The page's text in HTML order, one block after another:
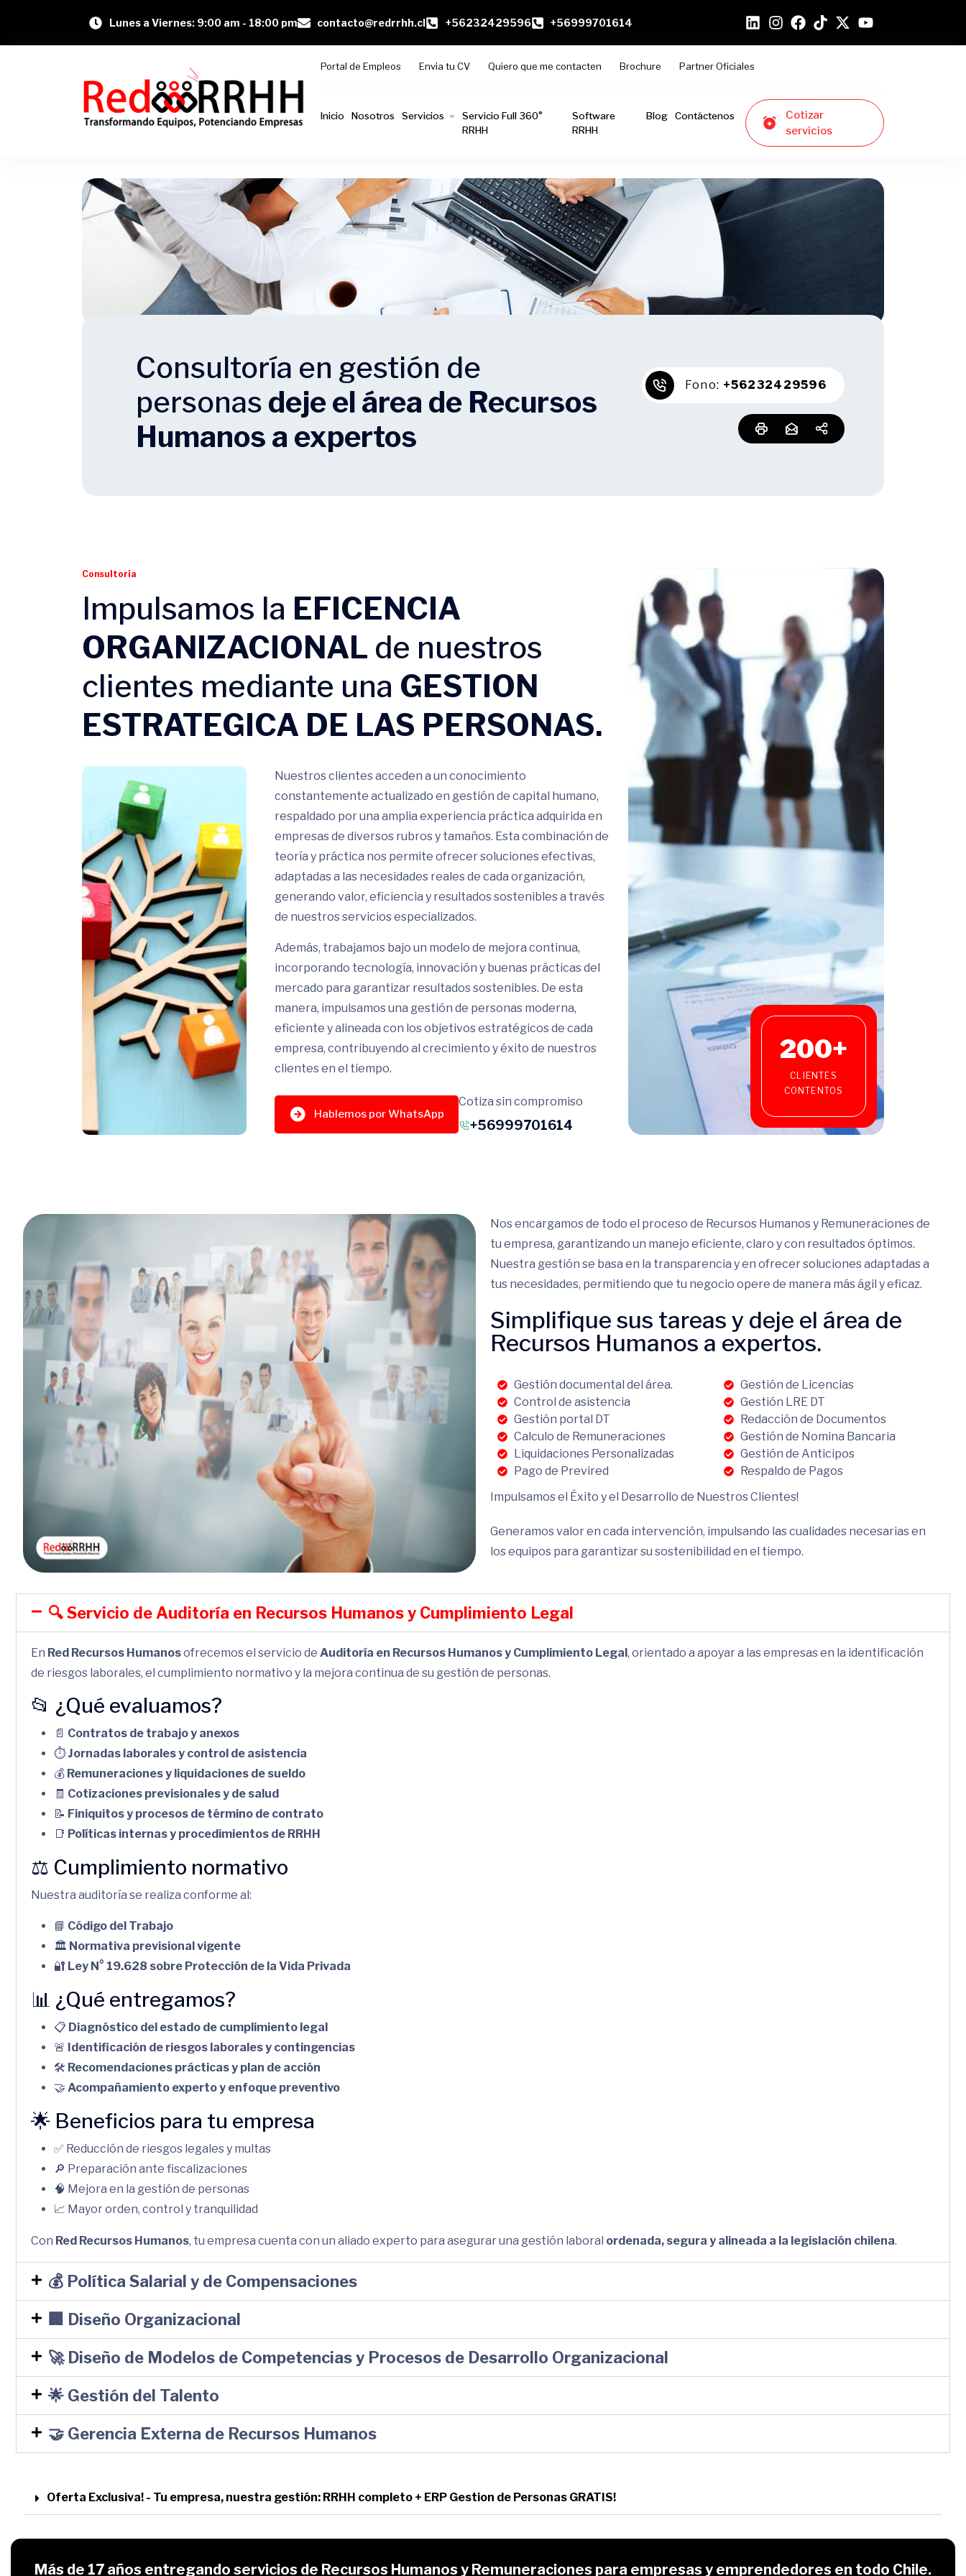
Lunes a Viernes: 9:00 am - 18:00 pm contacto@redrrhh.cl +56232429596 +56999701614
Portal de Empleos Envia tu CV Quiero que me contacten Brochure Partner Oficiales
Inicio Nosotros Servicios
Servicio Full 360°
RRHH
Software
RRHH
Blog Contáctenos
Cotizar
servicios
Consultoría en gestión de
personas deje el área de Recursos
Humanos a expertos
Fono: +56232429596
Consultoria
Impulsamos la EFICENCIA
ORGANIZACIONAL de nuestros
clientes mediante una GESTION
ESTRATEGICA DE LAS PERSONAS.
Nuestros clientes acceden a un conocimiento
constantemente actualizado en gestión de capital humano,
respaldado por una amplia experiencia práctica adquirida en
empresas de diversos rubros y tamaños. Esta combinación de
teoría y práctica nos permite ofrecer soluciones efectivas,
adaptadas a las necesidades reales de cada organización,
generando valor, eficiencia y resultados sostenibles a través
de nuestros servicios especializados.
Además, trabajamos bajo un modelo de mejora continua,
incorporando tecnología, innovación y buenas prácticas del
mercado para garantizar resultados sostenibles. De esta
manera, impulsamos una gestión de personas moderna,
eficiente y alineada con los objetivos estratégicos de cada
empresa, contribuyendo al crecimiento y éxito de nuestros
clientes en el tiempo.
Hablemos por WhatsApp
Cotiza sin compromiso
+56999701614
200+
CLIENTES
CONTENTOS
Nos encargamos de todo el proceso de Recursos Humanos y Remuneraciones de
tu empresa, garantizando un manejo eficiente, claro y con resultados óptimos.
Nuestra gestión se basa en la transparencia y en ofrecer soluciones adaptadas a
tus necesidades, permitiendo que tu negocio opere de manera más ágil y eficaz.
Simplifique sus tareas y deje el área de
Recursos Humanos a expertos.
Gestión documental del área.
Control de asistencia
Gestión portal DT
Calculo de Remuneraciones
Liquidaciones Personalizadas
Pago de Previred
Gestión de Licencias
Gestión LRE DT
Redacción de Documentos
Gestión de Nomina Bancaria
Gestión de Anticipos
Respaldo de Pagos
Impulsamos el Éxito y el Desarrollo de Nuestros Clientes!
Generamos valor en cada intervención, impulsando las cualidades necesarias en
los equipos para garantizar su sostenibilidad en el tiempo.
🔍 Servicio de Auditoría en Recursos Humanos y Cumplimiento Legal
En Red Recursos Humanosofrecemos el servicio de Auditoría en Recursos Humanos y Cumplimiento Legal, orientado a apoyar a las empresas en la identificación
de riesgos laborales, el cumplimiento normativo y la mejora continua de su gestión de personas.
📂 ¿Qué evaluamos?
📄 Contratos de trabajo y anexos
⏱️ Jornadas laborales y control de asistencia
💰 Remuneraciones y liquidaciones de sueldo
🧾 Cotizaciones previsionales y de salud
📝 Finiquitos y procesos de término de contrato
📑 Políticas internas y procedimientos de RRHH
⚖️ Cumplimiento normativo
Nuestra auditoría se realiza conforme al:
📘 Código del Trabajo
🏛️ Normativa previsional vigente
🔐 Ley N° 19.628 sobre Protección de la Vida Privada
📊 ¿Qué entregamos?
📋 Diagnóstico del estado de cumplimiento legal
🚨 Identificación de riesgos laborales y contingencias
🛠️ Recomendaciones prácticas y plan de acción
🤝 Acompañamiento experto y enfoque preventivo
🌟 Beneficios para tu empresa
✅ Reducción de riesgos legales y multas
🔎 Preparación ante fiscalizaciones
🧠 Mejora en la gestión de personas
📈 Mayor orden, control y tranquilidad
Con Red Recursos Humanos, tu empresa cuenta con un aliado experto para asegurar una gestión laboral ordenada, segura y alineada a la legislación chilena.
💰 Política Salarial y de Compensaciones
🏢 Diseño Organizacional
🚀 Diseño de Modelos de Competencias y Procesos de Desarrollo Organizacional
🌟 Gestión del Talento
🤝 Gerencia Externa de Recursos Humanos
Oferta Exclusiva! - Tu empresa, nuestra gestión: RRHH completo + ERP Gestion de Personas GRATIS!
Más de 17 años entregando servicios de Recursos Humanos y Remuneraciones para empresas y emprendedores en todo Chile.